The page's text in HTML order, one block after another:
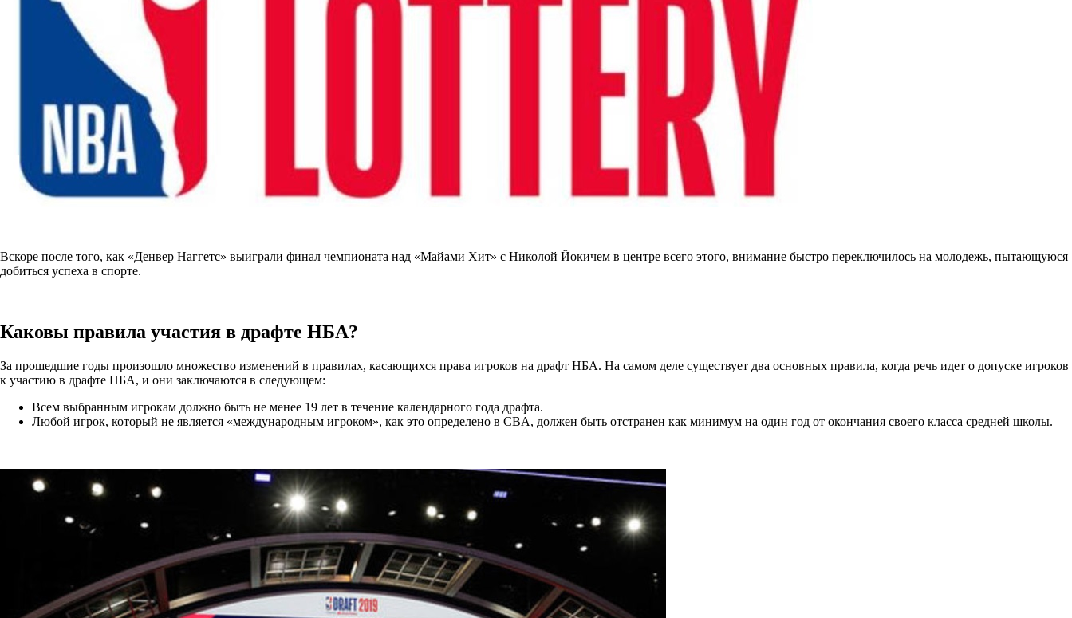
Вскоре после того, как «Денвер Наггетс» выиграли финал чемпионата над «Майами Хит» с Николой Йокичем в центре всего этого, внимание быстро переключилось на молодежь, пытающуюся
добиться успеха в спорте.
Каковы правила участия в драфте НБА?
За прошедшие годы произошло множество изменений в правилах, касающихся права игроков на драфт НБА. На самом деле существует два основных правила, когда речь идет о допуске игроков
к участию в драфте НБА, и они заключаются в следующем:
Всем выбранным игрокам должно быть не менее 19 лет в течение календарного года драфта.
Любой игрок, который не является «международным игроком», как это определено в CBA, должен быть отстранен как минимум на один год от окончания своего класса средней школы.